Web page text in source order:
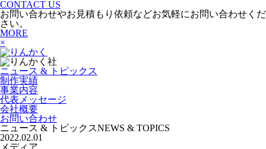
CONTACT US
お問い合わせやお見積もり依頼などお気軽にお問い合わせくだ
さい。
MORE
×
ニュース & トピックス
制作実績
事業内容
代表メッセージ
会社概要
お問い合わせ
ニュース & トピックスNEWS & TOPICS
2022.02.01
メディア